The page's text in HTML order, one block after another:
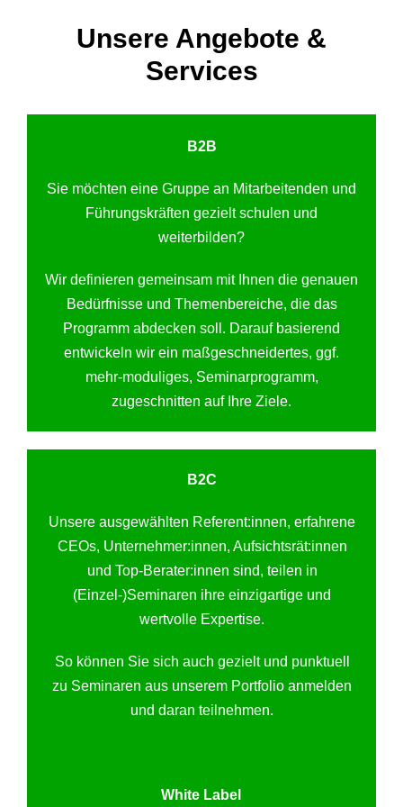
Unsere Angebote &
Services
B2B
Sie möchten eine Gruppe an Mitarbeitenden und
Führungskräften gezielt schulen und
weiterbilden?
Wir definieren gemeinsam mit Ihnen die genauen
Bedürfnisse und Themenbereiche, die das
Programm abdecken soll. Darauf basierend
entwickeln wir ein maßgeschneidertes, ggf.
mehr-moduliges, Seminarprogramm,
zugeschnitten auf Ihre Ziele.
B2C
Unsere ausgewählten Referent:innen, erfahrene
CEOs, Unternehmer:innen, Aufsichtsrät:innen
und Top-Berater:innen sind, teilen in
(Einzel-)Seminaren ihre einzigartige und
wertvolle Expertise.
So können Sie sich auch gezielt und punktuell
zu Seminaren aus unserem Portfolio anmelden
und daran teilnehmen.
White Label